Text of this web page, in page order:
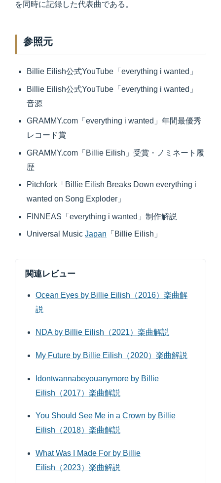
を同時に記録した代表曲である。
参照元
Billie Eilish公式YouTube「everything i wanted」
Billie Eilish公式YouTube「everything i wanted」
音源
GRAMMY.com「everything i wanted」年間最優秀
レコード賞
GRAMMY.com「Billie Eilish」受賞・ノミネート履
歴
Pitchfork「Billie Eilish Breaks Down everything i
wanted on Song Exploder」
FINNEAS「everything i wanted」制作解説
Universal MusicJapan 「Billie Eilish」
関連レビュー
Ocean Eyes by Billie Eilish（2016）楽曲解
説
NDA by Billie Eilish（2021）楽曲解説
My Future by Billie Eilish（2020）楽曲解説
Idontwannabeyouanymore by Billie
Eilish（2017）楽曲解説
You Should See Me in a Crown by Billie
Eilish（2018）楽曲解説
What Was I Made For by Billie
Eilish（2023）楽曲解説